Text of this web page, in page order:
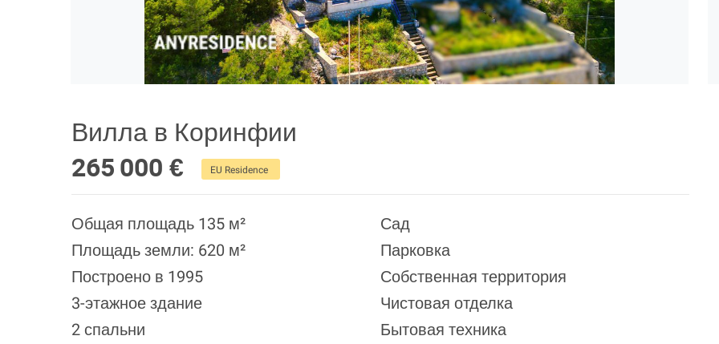
Вилла в Коринфии
265 000 €
EU Residence
Общая площадь 135 м²
Площадь земли: 620 м²
Построено в 1995
3-этажное здание
2 спальни
Сад
Парковка
Собственная территория
Чистовая отделка
Бытовая техника